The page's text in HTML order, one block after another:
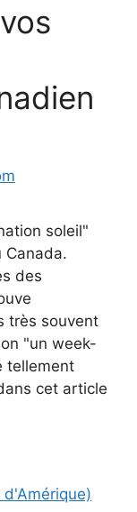
soleil"
Canada.
des
très souvent
"un week-
tellement
cet article